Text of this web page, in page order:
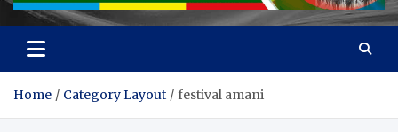
Home Category Layout festival amani